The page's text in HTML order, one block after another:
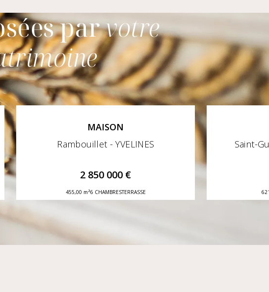
parvotre
MAISON
Rambouillet - YVELINES
2 850 000 €
455,00 m²6 CHAMBRESTERRASSE
Saint-